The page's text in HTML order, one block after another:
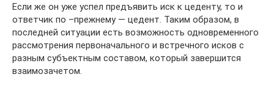
Если же он уже успел предъявить иск к цеденту, то и
ответчик по –прежнему — цедент. Таким образом, в
последней ситуации есть возможность одновременного
рассмотрения первоначального и встречного исков с
разным субъектным составом, который завершится
взаимозачетом.